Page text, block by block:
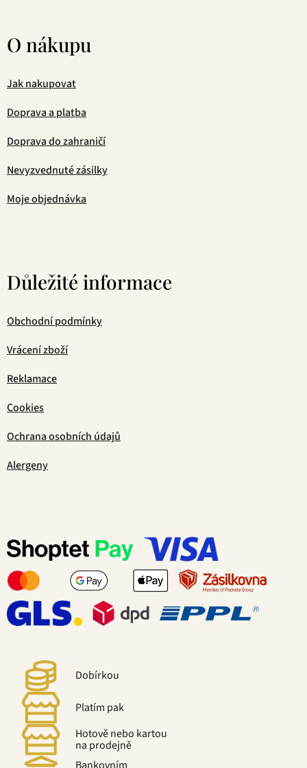
O nákupu
Jak nakupovat
Doprava a platba
Doprava do zahraničí
Nevyzvednuté zásilky
Moje objednávka
Důležité informace
Obchodní podmínky
Vrácení zboží
Reklamace
Cookies
Ochrana osobních údajů
Alergeny
Dobírkou
Platím pak
Hotově nebo kartou
na prodejně